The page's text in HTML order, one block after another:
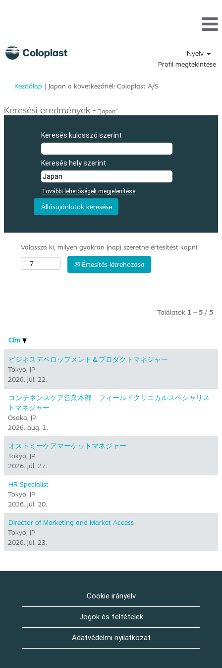
Nyelv
Profil megtekintése
Kezdőlap | Japan a következőnél: Coloplast A/S(aktuális
Keresési eredmények - "Japan".
Keresés kulcsszó szerint
Keresés hely szerint
További lehetőségek megjelenítése
Válassza ki, milyen gyakran (nap) szeretne értesítést kapni:
Értesítés létrehozása
Találatok 1 – 5 / 5
Cím
ビジネスデベロップメント＆プロダクトマネジャー
Tokyo, JP
2026. júl. 22.
コンチネンスケア営業本部 フィールドクリニカルスペシャリス
トマネジャー
Osaka, JP
2026. aug. 1.
オストミーケアマーケットマネジャー
Tokyo, JP
2026. júl. 27.
HR Specialist
Tokyo, JP
2026. júl. 20.
Director of Marketing and Market Access
Tokyo, JP
2026. júl. 23.
Cookie irányelv
Jogok és feltételek
Adatvédelmi nyilatkozat